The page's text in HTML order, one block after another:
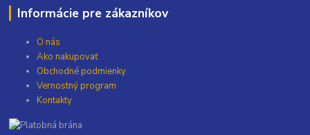
Informácie pre zákazníkov
O nás
Ako nakupovať
Obchodné podmienky
Vernostný program
Kontakty